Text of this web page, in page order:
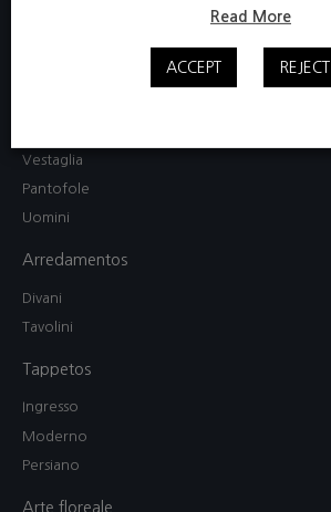
Camicia da notte / Abito
Vestaglia
Pantofole
Uomini
Arredamentos
Divani
Tavolini
Tappetos
Ingresso
Moderno
Persiano
Arte floreale
Read More
ACCEPT REJECT